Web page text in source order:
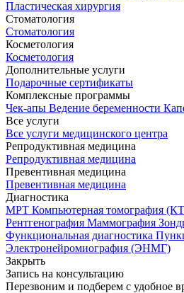
Пластическая хирургия
Стоматология
Стоматология
Косметология
Косметология
Дополнительные услуги
Подарочные сертификаты
Комплексные программы
Чек-апы Ведение беременности
Все услуги
Все услуги медицинского центра
Репродуктивная медицина
Репродуктивная медицина
Превентивная медицина
Превентивная медицина
Диагностика
МРТ Компьютерная томография
Рентгенография Маммография
Функциональная диагностика
Электронейромиография (ЭНМГ)
Закрыть
Запись на консультацию
Перезвоним и подберем с удобное